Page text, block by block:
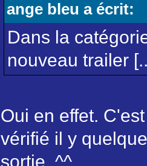
ange bleu a écrit:
Dans la
nouveau trailer
Oui en effet.
vérifié il y
sortie. ^^